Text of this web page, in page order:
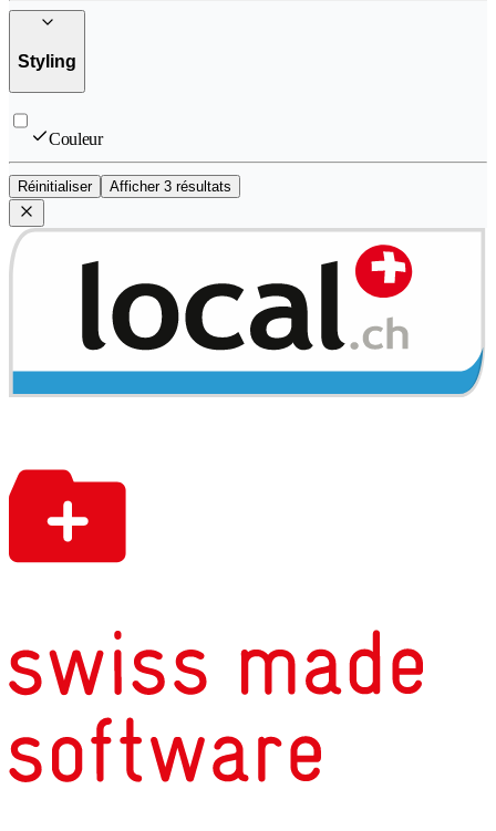
Styling
Couleur
Réinitialiser Afficher 3 résultats